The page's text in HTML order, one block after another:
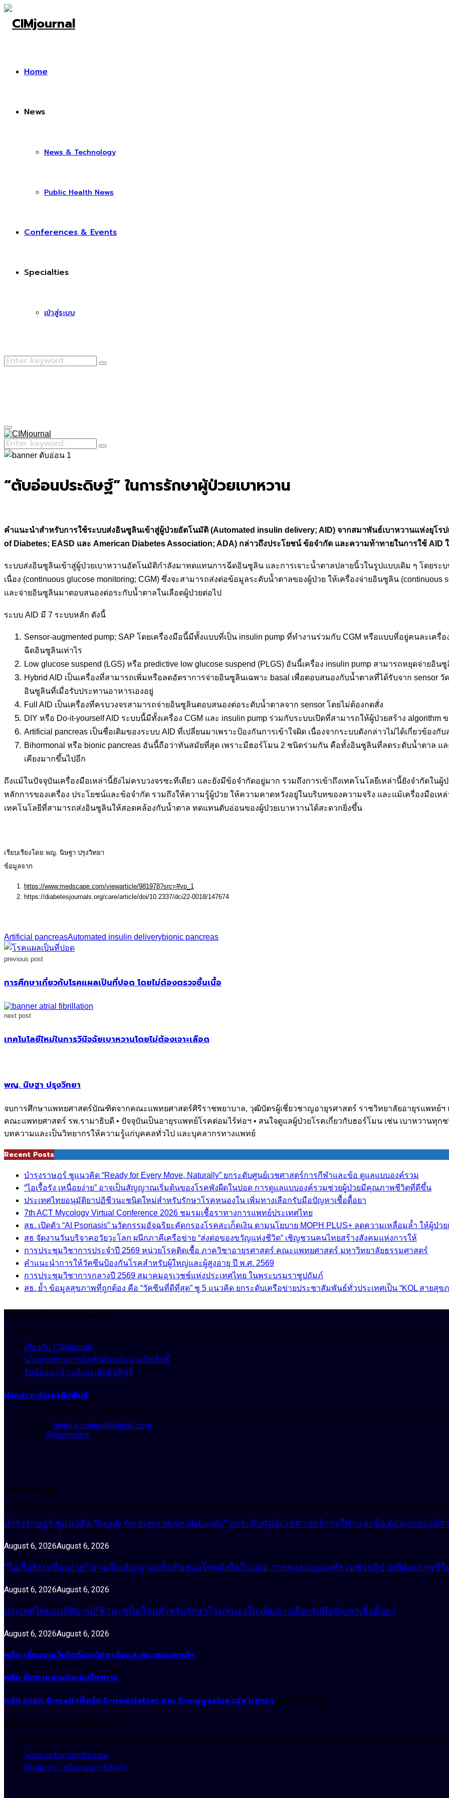
Home
News
News & Technology
Public Health News
Conferences & Events
Specialties
เข้าสู่ระบบ
Search
Search
Primary
Menu
Search
for:
Search
“ตับอ่อนประดิษฐ์” ในการรักษาผู้ป่วยเบาหวาน
คำแนะนำสำหรับการใช้ระบบส่งอินซูลินเข้าสู่ผู้ป่วยอัตโนมัติ (Automated insulin delivery; AID) จากสมาพันธ์เบาหวานแห่งยุโร
of Diabetes; EASD และ American Diabetes Association; ADA) กล่าวถึงประโยชน์ ข้อจำกัด และความท้าทายในการใช้ AID
ระบบส่งอินซูลินเข้าสู่ผู้ป่วยเบาหวานอัตโนมัติกำลังมาทดแทนการฉีดอินซูลิน และการเจาะน้ำตาลปลายนิ้วในรูปแบบเดิม ๆ โดยระ
เนื่อง (continuous glucose monitoring; CGM) ซึ่งจะสามารถส่งต่อข้อมูลระดับน้ำตาลของผู้ป่วย ให้เครื่องจ่ายอินซูลิน (continuous
และจ่ายอินซูลินมาตอบสนองต่อระกับน้ำตาลในเลือดผู้ป่วยต่อไป
ระบบ AID มี 7 ระบบหลัก ดังนี้
Sensor-augmented pump; SAP โดยเครื่องมือนี้มีทั้งแบบที่เป็น insulin pump ที่ทำงานร่วมกับ CGM หรือแบบที่อยู่คนละเค
ฉีดอินซูลินเท่าไร
Low glucose suspend (LGS) หรือ predictive low glucose suspend (PLGS) อันนี้เครื่อง insulin pump สามารถหยุดจ่าย
Hybrid AID เป็นเครื่องที่สามารถเพิ่มหรือลดอัตราการจ่ายอินซูลินเฉพาะ basal เพื่อตอบสนองกับน้ำตาลที่ได้รับจาก sensor
อินซูลินที่เมื่อรับประทานอาหารเองอยู่
Full AID เป็นเครื่องที่ครบวงจรสามารถจ่ายอินซูลินตอบสนองต่อระดับน้ำตาลจาก sensor โดยไม่ต้องกดสั่ง
DIY หรือ Do-it-yourself AID ระบบนี้มีทั้งเครื่อง CGM และ insulin pump ร่วมกับระบบเปิดที่สามารถให้ผู้ป่วยสร้าง algorithm ข
Artificial pancreas เป็นชื่อเดิมของระบบ AID ที่เปลี่ยนมาเพราะป้องกันการเข้าใจผิด เนื่องจากระบบดังกล่าวไม่ได้เกี่ยวข้อ
Bihormonal หรือ bionic pancreas อันนี้ถือว่าทันสมัยที่สุด เพราะมีฮอร์โมน 2 ชนิดร่วมกัน คือทั้งอินซูลินที่ลดระดับน้ำตาล แ
เคียงมากขึ้นไปอีก
ถึงแม้ในปัจจุบันเครื่องมือเหล่านี้ยังไม่ครบวงจรซะทีเดียว และยังมีข้อจำกัดอยู่มาก รวมถึงการเข้าถึงเทคโนโลยีเหล่านี้ยังจำกัดใน
หลักการของเครื่อง ประโยชน์และข้อจำกัด รวมถึงให้ความรู้ผู้ป่วย ให้ความคาดหวังอยู่ในบริบทของความจริง และแม้เครื่องมือเ
เทคโนโลยีที่สามารถส่งอินซูลินให้สอดคล้องกับน้ำตาล ทดแทนตับอ่อนของผู้ป่วยเบาหวานได้สะดวกยิ่งขึ้น
เรียบเรียงโดย พญ. นิษฐา ปรุงวิทยา
ข้อมูลจาก
https://www.medscape.com/viewarticle/981978?src=#vp_1
https://diabetesjournals.org/care/article/doi/10.2337/dci22-0018/147674
Artificial pancreasAutomated insulin deliverybionic pancreas
previous post
การศึกษาเกี่ยวกับโรคแผลเป็นที่ปอด โดยไม่ต้องตรวจชิ้นเนื้อ
next post
เทคโนโลยีใหม่ในการวินิจฉัยเบาหวานโดยไม่ต้องเจาะเลือด
พญ. นิษฐา ปรุงวิทยา
จบการศึกษาแพทยศาสตร์บัณฑิตจากคณะแพทยศาสตร์ศิริราชพยาบาล, วุฒิบัตรผู้เชี่ยวชาญอายุรศาสตร์ ราชวิทยาลัยอายุรแพทย์
คณะแพทยศาสตร์ รพ.รามาธิบดี • ปัจจุบันเป็นอายุรแพทย์โรคต่อมไร้ท่อฯ • สนใจดูแลผู้ป่วยโรคเกี่ยวกับฮอร์โมน เช่น เบาหวานทุก
บทความและเป็นวิทยากรให้ความรู้แก่บุคคลทั่วไป และบุคลากรทางแพทย์
Recent Posts
บำรุงราษฎร์ ชูแนวคิด “Ready for Every Move, Naturally” ยกระดับศูนย์เวชศาสตร์การกีฬาและข้อ ดูแลแบบองค์รวม
“ไอเรื้อรัง เหนื่อยง่าย” อาจเป็นสัญญาณเริ่มต้นของโรคพังผืดในปอด การดูแลแบบองค์รวมช่วยผู้ป่วยมีคุณภาพชีวิตที่ดีขึ้น
ประเทศไทยอนุมัติยาปฏิชีวนะชนิดใหม่สำหรับรักษาโรคหนองใน เพิ่มทางเลือกรับมือปัญหาเชื้อดื้อยา
7th ACT Mycology Virtual Conference 2026 ชมรมเชื้อราทางการแพทย์ประเทศไทย
สธ. เปิดตัว “AI Psoriasis” นวัตกรรมอัจฉริยะคัดกรองโรคสะเก็ดเงิน ตามนโยบาย MOPH PLUS+ ลดความเหลื่อมล้ำ ให้ผู้ป่ว
สธ จัดงานวันบริจาคอวัยวะโลก ผนึกภาคีเครือข่าย “ส่งต่อของขวัญแห่งชีวิต” เชิญชวนคนไทยสร้างสังคมแห่งการให้
การประชุมวิชาการประจำปี 2569 หน่วยโรคติดเชื้อ ภาควิชาอายุรศาสตร์ คณะแพทยศาสตร์ มหาวิทยาลัยธรรมศาสตร์
คำแนะนำการให้วัคซีนป้องกันโรคสำหรับผู้ใหญ่และผู้สูงอายุ ปี พ.ศ. 2569
การประชุมวิชาการกลางปี 2569 สมาคมอุรเวชช์แห่งประเทศไทย ในพระบรมราชูปถัมภ์
สธ. ย้ำ ข้อมูลสุขภาพที่ถูกต้อง คือ “วัคซีนที่ดีที่สุด” ชู 5 แนวคิด ยกระดับเครือข่ายประชาสัมพันธ์ทั่วประเทศเป็น “KOL สายสุข
นโยบายเกี่ยวกับ CIMjournal
เกี่ยวกับ CIMjournal
นโยบายด้านการจัดทำต้นฉบับ และลิขสิทธิ์
รับข้อแนะนำ แจ้งละเมิดลิขสิทธิ์
ฝากข่าว-ประชาสัมพันธ์
E-mail : hwplus.content@gmail.com
Line : @cimjournal
บทความล่าสุด
บำรุงราษฎร์ ชูแนวคิด “Ready for Every Move, Naturally” ยกระดับศูนย์เวชศาสตร์การกีฬาและข้อ ดูแลแบบองค์ร
August 6, 2026August 6, 2026
“ไอเรื้อรัง เหนื่อยง่าย” อาจเป็นสัญญาณเริ่มต้นของโรคพังผืดในปอด การดูแลแบบองค์รวมช่วยผู้ป่วยมีคุณภาพชี
August 6, 2026August 6, 2026
ประเทศไทยอนุมัติยาปฏิชีวนะชนิดใหม่สำหรับรักษาโรคหนองใน เพิ่มทางเลือกรับมือปัญหาเชื้อดื้อยา
August 6, 2026August 6, 2026
คลิก เยี่ยมชมเว็บไซต์ราชวิทยาลัยและสมาคมแพทย์ฯ
คลิก ติดตามงานประชุมวิชาการ
คลิก กรอก E-mail เพื่อรับ E-newsletter และ E-magazine เฉพาะสาขา (เฉพาะแพทย์)
สนับสนุนการจัดทำ CIMjournal
นโยบายรับการสนับสนุน
ติดต่อเรา - สนับสนุนการจัดทำ